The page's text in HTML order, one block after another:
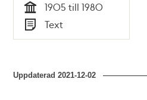
Tid
1905 till 1980
Typ
Text
Uppdaterad2021-12-02